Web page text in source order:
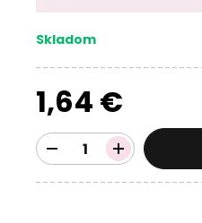
Skladom
1,64 €